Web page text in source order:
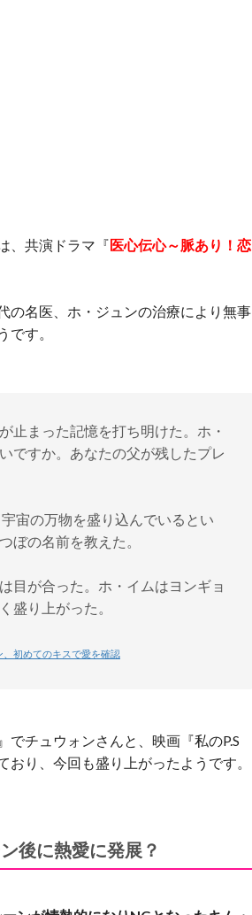
、共演ドラマ 『医心伝心～脈あり！恋
の名医、ホ・ジュンの治療により無事
す。
止まった記憶を打ち明けた。ホ・
ですか。あなたの父が残したプレ
宙の万物を盛り込んでいるとい
ぼの名前を教えた。
目が合った。ホ・イムはヨンギョ
盛り上がった。
、初めてのキスで愛を確認
チュウォンさんと、映画『私のP.S
り、今回も盛り上がったようです。
後に熱愛に発展？